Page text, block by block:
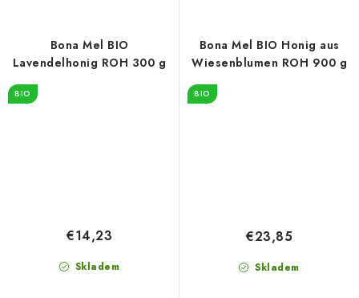
Bona Mel BIO
Lavendelhonig ROH 300 g
BIO
Skladem
€14,23
Bona Mel BIO Honig aus
Wiesenblumen ROH 900 g
BIO
Skladem
€23,85